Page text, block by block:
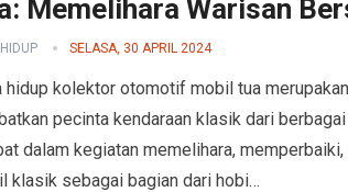
Memelihara Warisan
SELASA, 30 APRIL 2024
hidup kolektor otomotif mobil tua
pecinta kendaraan klasik dari
dalam kegiatan memelihara,
klasik sebagai bagian dari hobi…